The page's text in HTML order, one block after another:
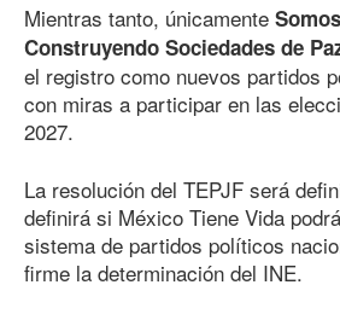
Mientras tanto, únicamente
Construyendo Sociedades de
el registro como nuevos partidos
con miras a participar en las
2027.
La resolución del TEPJF será
definirá si México Tiene Vida
sistema de partidos políticos
firme la determinación del INE.